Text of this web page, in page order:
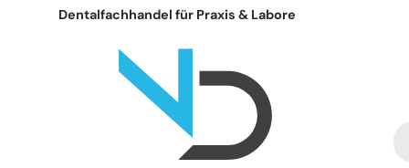
Dentalfachhandel für Praxis & Labore